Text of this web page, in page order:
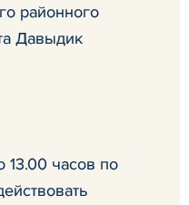
районного
Давыдик
13.00 часов по